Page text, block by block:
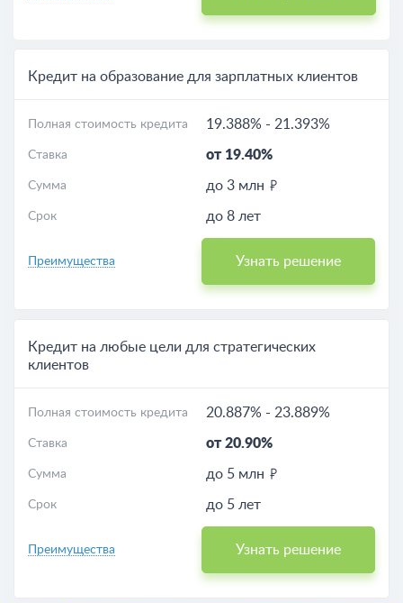
Кредит на образование для зарплатных клиентов
Полная стоимость кредита 19.388% - 21.393%
Ставка от 19.40%
Сумма до 3 млн
Срок до 8 лет
Преимущества Узнать решение
Кредит на любые цели для стратегических
клиентов
Полная стоимость кредита 20.887% - 23.889%
Ставка от 20.90%
Сумма до 5 млн
Срок до 5 лет
Преимущества Узнать решение